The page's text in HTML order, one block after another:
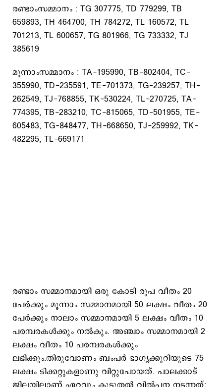
രണ്ടാംസമ്മാനം : TG 307775, TD 779299, TB
659893, TH 464700, TH 784272, TL 160572, TL
701213, TL 600657, TG 801966, TG 733332, TJ
385619
മൂന്നാംസമ്മാനം : TA-195990, TB-802404, TC-
355990, TD-235591, TE-701373, TG-239257, TH-
262549, TJ-768855, TK-530224, TL-270725, TA-
774395, TB-283210, TC-815065, TD-501955, TE-
605483, TG-848477, TH-668650, TJ-259992, TK-
482295, TL-669171
രണ്ടാം സമ്മാനമായി ഒരു കോടി രൂപ വീതം 20
പേർക്കും മൂന്നാം സമ്മാനമായി 50 ലക്ഷം വീതം 20
പേർക്കും നാലാം സമ്മാനമായി 5 ലക്ഷം വീതം 10
പരമ്പരകൾക്കും നൽകും. അഞ്ചാം സമ്മാനമായി 2
ലക്ഷം വീതം 10 പരമ്പരകൾക്കും
ലഭിക്കും.തിരുവോണം ബംപർ ഭാഗ്യക്കുറിയുടെ 75
ലക്ഷം ടിക്കറ്റുകളാണു വിറ്റുപോയത്. പാലക്കാട്